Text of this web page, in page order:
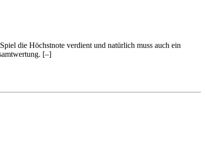
die Höchstnote verdient und natürlich muss auch ein
[–]